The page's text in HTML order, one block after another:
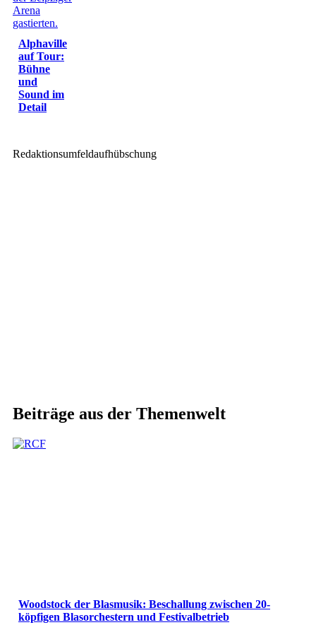
Alphaville
auf Tour:
Bühne
und
Sound im
Detail
Redaktionsumfeldaufhübschung
Beiträge aus der Themenwelt
Woodstock der Blasmusik: Beschallung zwischen 20-
köpfigen Blasorchestern und Festivalbetrieb